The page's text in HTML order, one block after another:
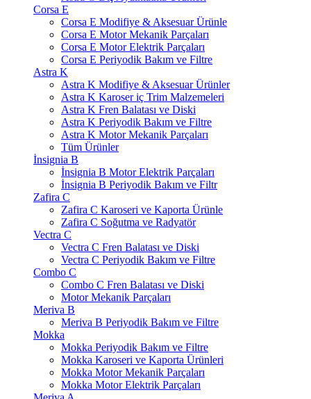
Corsa E
Corsa E Modifiye & Aksesuar Ürünle
Corsa E Motor Mekanik Parçaları
Corsa E Motor Elektrik Parçaları
Corsa E Periyodik Bakım ve Filtre
Astra K
Astra K Modifiye & Aksesuar Ürünler
Astra K Karoser iç Trim Malzemeleri
Astra K Fren Balatası ve Diski
Astra K Periyodik Bakım ve Filtre
Astra K Motor Mekanik Parçaları
Tüm Ürünler
İnsignia B
İnsignia B Motor Elektrik Parçaları
İnsignia B Periyodik Bakım ve Filtr
Zafira C
Zafira C Karoseri ve Kaporta Ürünle
Zafira C Soğutma ve Radyatör
Vectra C
Vectra C Fren Balatası ve Diski
Vectra C Periyodik Bakım ve Filtre
Combo C
Combo C Fren Balatası ve Diski
Motor Mekanik Parçaları
Meriva B
Meriva B Periyodik Bakım ve Filtre
Mokka
Mokka Periyodik Bakım ve Filtre
Mokka Karoseri ve Kaporta Ürünleri
Mokka Motor Mekanik Parçaları
Mokka Motor Elektrik Parçaları